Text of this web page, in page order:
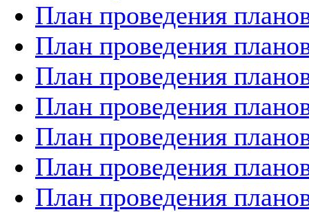
План проведения
План проведения
План проведения
План проведения
План проведения
План проведения
План проведения